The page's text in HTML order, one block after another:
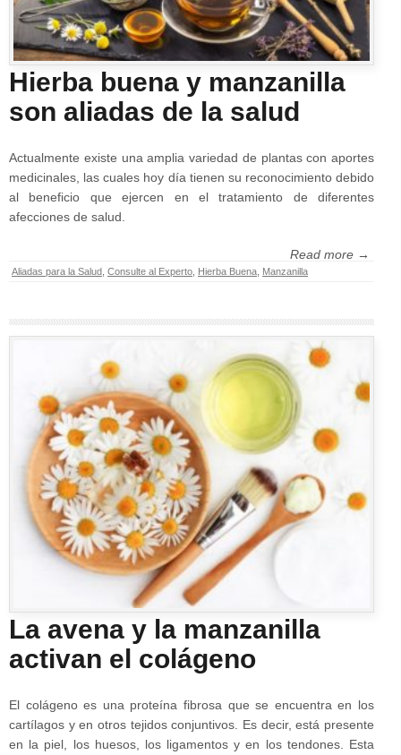
Hierba buena y manzanilla
son aliadas de la salud
Actualmente existe una amplia variedad de plantas con aportes
medicinales, las cuales hoy día tienen su reconocimiento debido
al beneficio que ejercen en el tratamiento de diferentes
afecciones de salud.
Read more →
Aliadas para la Salud Consulte al Experto Hierba Buena Manzanilla
La avena y la manzanilla
activan el colágeno
El colágeno es una proteína fibrosa que se encuentra en los
cartílagos y en otros tejidos conjuntivos. Es decir, está presente
en la piel, los huesos, los ligamentos y en los tendones. Esta